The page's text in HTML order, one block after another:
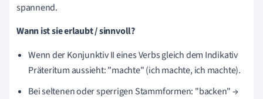
spannend.
Wann ist sie erlaubt / sinnvoll?
Wenn der Konjunktiv II eines Verbs gleich dem Indikativ
Präteritum aussieht: "machte" (ich machte, ich machte).
Bei seltenen oder sperrigen Stammformen: "backen" →